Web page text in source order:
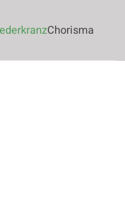
Chorisma